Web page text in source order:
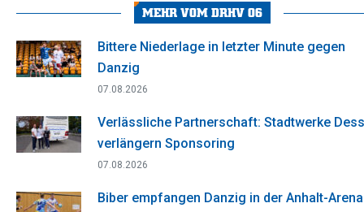
Facebook
X
WhatsAppPinterest
MEHR VOM DRHV 06
Bittere Niederlage in letzter Minute gegen
Danzig
07.08.2026
Verlässliche Partnerschaft: Stadtwerke
verlängern Sponsoring
07.08.2026
Biber empfangen Danzig in der Anhalt-Arena